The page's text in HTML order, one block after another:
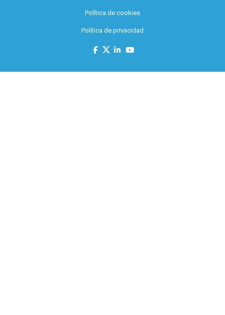
Política de cookies
Política de privacidad